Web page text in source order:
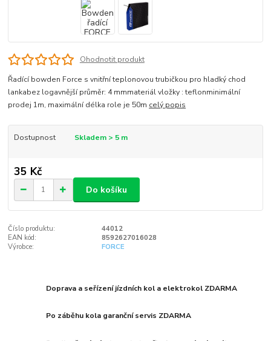
Ohodnotit produkt
Řadící bowden Force s vnitřní teplonovou trubičkou pro hladký chod
lankabez logavnější průměr: 4 mmmateriál vložky : teflonminimální
prodej 1m, maximální délka role je 50m celý popis
Dostupnost Skladem > 5 m
35 Kč
Do košíku
Číslo produktu:
44012
EAN kód:
8592627016028
Výrobce:
FORCE
Doprava a seřízení jízdních kol a elektrokol ZDARMA
Po záběhu kola garanční servis ZDARMA